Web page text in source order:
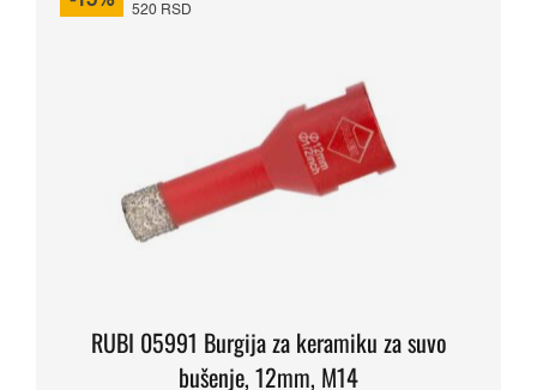
520 RSD
RUBI 05991 Burgija za keramiku za suvo
bušenje, 12mm, M14